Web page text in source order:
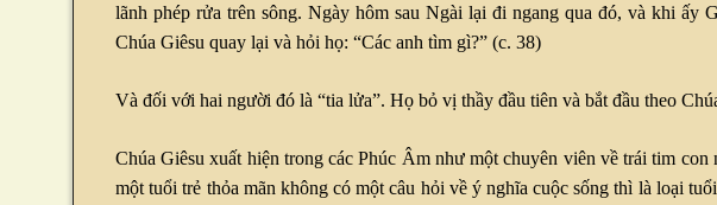
lãnh phép rửa trên sông. Ngày hôm sau Ngài lại đi ngang qua đó, và khi
Chúa Giêsu quay lại và hỏi họ: “Các anh tìm gì?” (c. 38)
Và đối với hai người đó là “tia lửa”. Họ bỏ vị thầy đầu tiên và bắt đầu theo
Chúa Giêsu xuất hiện trong các Phúc Âm như một chuyên viên về trái tim
một tuổi trẻ thỏa mãn không có một câu hỏi về ý nghĩa cuộc sống thì là loại